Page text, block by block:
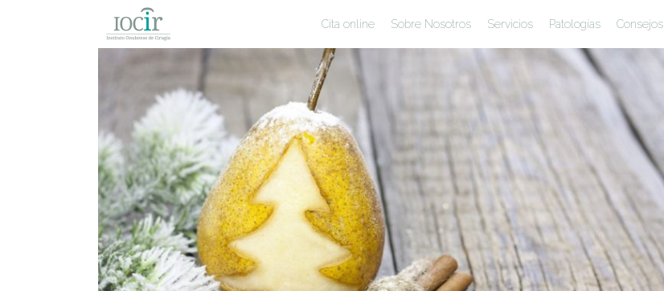
Cita online Sobre Nosotros Servicios Patologías Consejos